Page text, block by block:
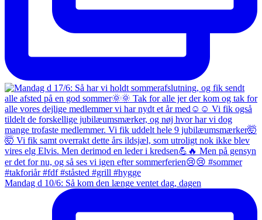
Mandag d 10/6: Så kom den længe ventet dag, dagen